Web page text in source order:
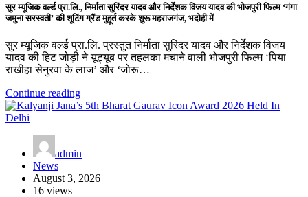
सुर म्यूजिक वर्ल्ड प्रा.लि., निर्माता सुरिंदर यादव और निर्देशक विजय यादव की भोजपुरी फिल्म ‘गंगा
जमुना सरस्वती’ की शूटिंग ग्रैंड मुहूर्त करके शुरू महराजगंज, भदोही में
सुर म्यूजिक वर्ल्ड प्रा.लि. प्रस्तुत निर्माता सुरिंदर यादव और निर्देशक विजय
यादव की हिट जोड़ी ने यूट्यूब पर तहलका मचाने वाली भोजपुरी फिल्म ‘पिया
राखीहा सेनुरवा के लाज’ और ‘जोरू…
Continue reading
admin
News
August 3, 2026
16 views